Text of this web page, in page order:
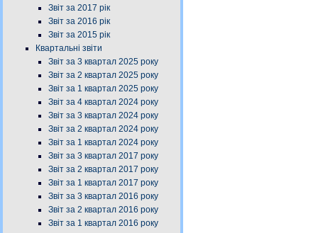
Звіт за 2017 рік
Звіт за 2016 рік
Звіт за 2015 рік
Квартальні звіти
Звіт за 3 квартал 2025 року
Звіт за 2 квартал 2025 року
Звіт за 1 квартал 2025 року
Звіт за 4 квартал 2024 року
Звіт за 3 квартал 2024 року
Звіт за 2 квартал 2024 року
Звіт за 1 квартал 2024 року
Звіт за 3 квартал 2017 року
Звіт за 2 квартал 2017 року
Звіт за 1 квартал 2017 року
Звіт за 3 квартал 2016 року
Звіт за 2 квартал 2016 року
Звіт за 1 квартал 2016 року